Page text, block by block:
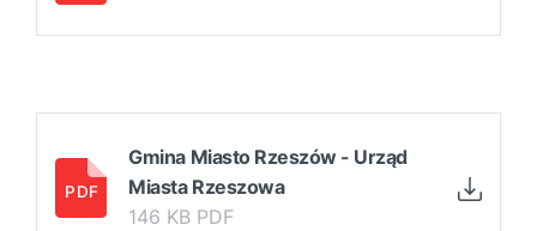
Gmina Miasto Rzeszów - Urząd
Miasta Rzeszowa
146 KB PDF